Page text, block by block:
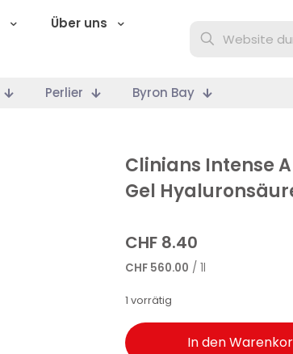
Über uns
Perlier Byron Bay
Clinians Intense
Gel
CHF 8.40
CHF 560.00 / 1l
1 vorrätig
In den